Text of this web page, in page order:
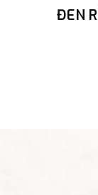
ĐEN